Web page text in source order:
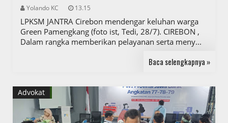
Yolando KC 13.15
LPKSM JANTRA Cirebon mendengar keluhan warga
Green Pamengkang (foto ist, Tedi, 28/7). CIREBON ,
Dalam rangka memberikan pelayanan serta meny...
Baca selengkapnya »
Advokat